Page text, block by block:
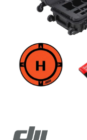
modalfönster